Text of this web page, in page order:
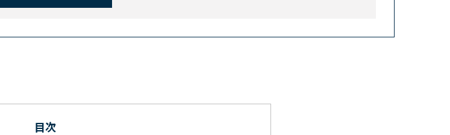
目次